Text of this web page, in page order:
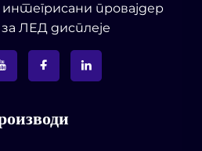
провајдер
ЛЕД дисплеје